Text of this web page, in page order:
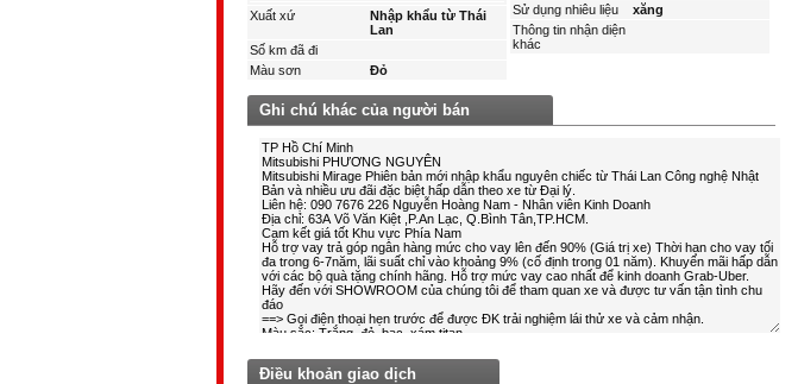
Xuất xứ
Nhập khẩu từ Thái
Lan
Số km đã đi
Màu sơn
Đỏ
Sử dụng nhiêu liệu
xăng
Thông tin nhận diện
khác
Ghi chú khác của người bán
Điều khoản giao dịch